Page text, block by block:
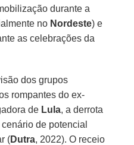
durante a
no Nordeste) e
as celebrações da
dos grupos
rompantes do ex-
de Lula, a derrota
de potencial
(Dutra, 2022). O receio